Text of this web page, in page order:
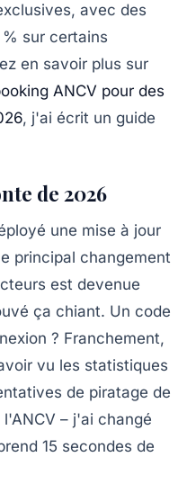
avec des
sur certains
en savoir plus sur
ANCV pour des
, j'ai écrit un guide
de 2026
une mise à jour
principal changement
est devenue
ça chiant. Un code
? Franchement,
vu les statistiques
de piratage de
– j'ai changé
15 secondes de